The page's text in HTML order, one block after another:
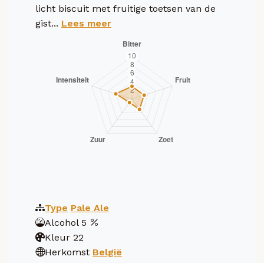
licht biscuit met fruitige toetsen van de
gist... Lees meer
Type Pale Ale
Alcohol 5
Kleur 22
Herkomst België